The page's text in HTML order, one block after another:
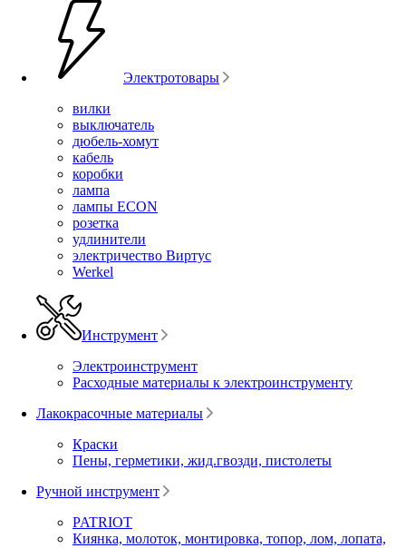
Электротовары
вилки
выключатель
дюбель-хомут
кабель
коробки
лампа
лампы ECON
розетка
удлинители
электричество Виртус
Werkel
Инструмент
Электроинструмент
Расходные материалы к электроинструменту
Лакокрасочные материалы
Краски
Пены, герметики, жид.гвозди, пистолеты
Ручной инструмент
PATRIOT
Киянка, молоток, монтировка, топор, лом, лопата,